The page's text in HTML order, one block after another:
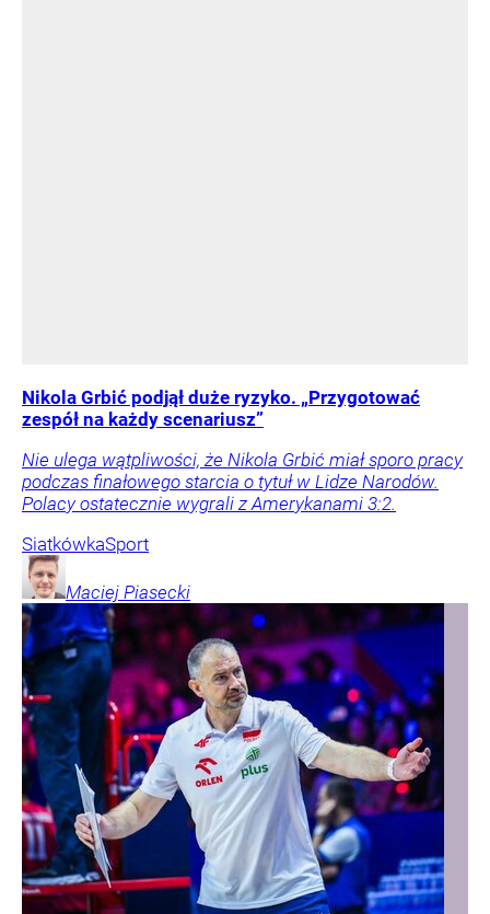
Nikola Grbić podjął duże ryzyko. „Przygotować
zespół na każdy scenariusz”
Nie ulega wątpliwości, że Nikola Grbić miał sporo pracy
podczas finałowego starcia o tytuł w Lidze Narodów.
Polacy ostatecznie wygrali z Amerykanami 3:2.
SiatkówkaSport
Maciej Piasecki